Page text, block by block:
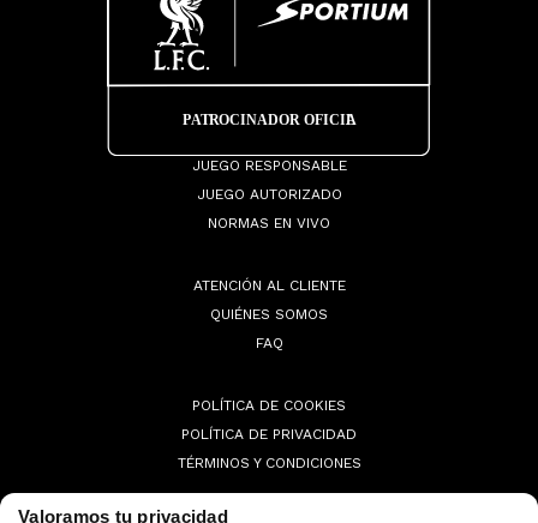
Valoramos tu privacidad
JUEGO RESPONSABLE
JUEGO AUTORIZADO
NORMAS EN VIVO
ATENCIÓN AL CLIENTE
QUIÉNES SOMOS
FAQ
POLÍTICA DE COOKIES
POLÍTICA DE PRIVACIDAD
TÉRMINOS Y CONDICIONES